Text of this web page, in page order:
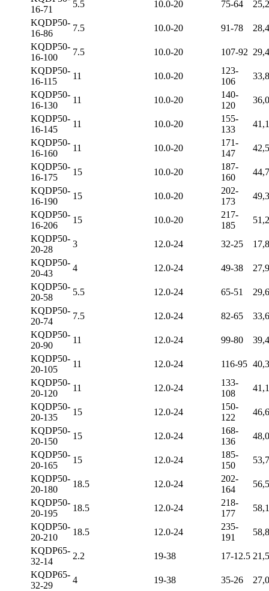
16-71
5.5 10.0-20 75-64
KQDP50-
16-86
7.5 10.0-20 91-78
KQDP50-
16-100
7.5 10.0-20 107-92
KQDP50-
16-115
11 10.0-20
123-
106
KQDP50-
16-130
11 10.0-20
140-
120
KQDP50-
16-145
11 10.0-20
155-
133
KQDP50-
16-160
11 10.0-20
171-
147
KQDP50-
16-175
15 10.0-20
187-
160
KQDP50-
16-190
15 10.0-20
202-
173
KQDP50-
16-206
15 10.0-20
217-
185
KQDP50-
20-28
3 12.0-24 32-25
KQDP50-
20-43
4 12.0-24 49-38
KQDP50-
20-58
5.5 12.0-24 65-51
KQDP50-
20-74
7.5 12.0-24 82-65
KQDP50-
20-90
11 12.0-24 99-80
KQDP50-
20-105
11 12.0-24 116-95
KQDP50-
20-120
11 12.0-24
133-
108
KQDP50-
20-135
15 12.0-24
150-
122
KQDP50-
20-150
15 12.0-24
168-
136
KQDP50-
20-165
15 12.0-24
185-
150
KQDP50-
20-180
18.5 12.0-24
202-
164
KQDP50-
20-195
18.5 12.0-24
218-
177
KQDP50-
20-210
18.5 12.0-24
235-
191
KQDP65-
32-14
2.2 19-38 17-12.5
KQDP65-
32-29
4 19-38 35-26